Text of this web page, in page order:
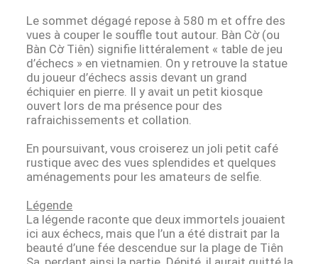
Le sommet dégagé repose à 580 m et offre des
vues à couper le souffle tout autour. Bàn Cờ (ou
Bàn Cờ Tiên) signifie littéralement « table de jeu
d’échecs » en vietnamien. On y retrouve la statue
du joueur d’échecs assis devant un grand
échiquier en pierre. Il y avait un petit kiosque
ouvert lors de ma présence pour des
rafraichissements et collation.
En poursuivant, vous croiserez un joli petit café
rustique avec des vues splendides et quelques
aménagements pour les amateurs de selfie.
Légende
La légende raconte que deux immortels jouaient
ici aux échecs, mais que l’un a été distrait par la
beauté d’une fée descendue sur la plage de Tiên